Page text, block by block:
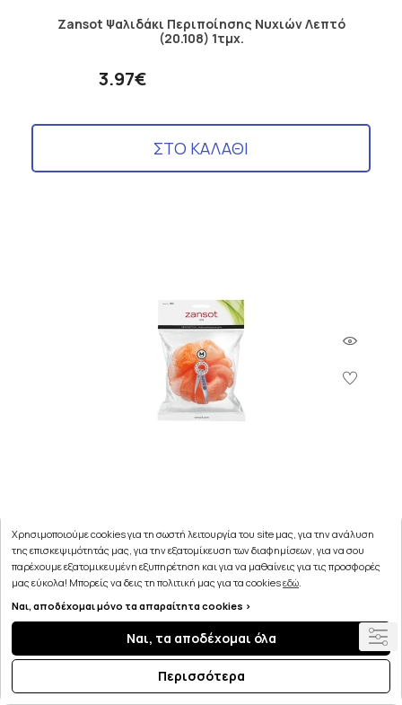
Zansot Ψαλιδάκι Περιποίησης Νυχιών Λεπτό
(20.108) 1τμχ.
3.97€
ΣΤΟ ΚΑΛΑΘΙ
Zansot Σφουγγάρι Τούλι Σώματος Medium (11.101)
1τμχ.
1.25€
ΣΤΟ ΚΑΛΑΘΙ
Χρησιμοποιούμε cookies για τη σωστή λειτουργία του site μας, για την ανάλυση
της επισκεψιμότητάς μας, για την εξατομίκευση των διαφημίσεων, για να σου
παρέχουμε εξατομικευμένη εξυπηρέτηση και για να μαθαίνεις για τις προσφορές
μας εύκολα! Μπορείς να δεις τη πολιτική μας για τα cookiesεδώ.
Ναι, αποδέχομαι μόνο τα απαραίτητα cookies >
Ναι, τα αποδέχομαι όλα
Περισσότερα